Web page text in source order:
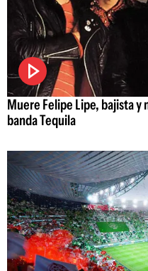
Muere Felipe Lipe, bajista
banda Tequila